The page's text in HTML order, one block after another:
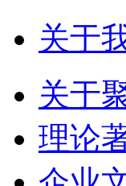
关于
关于
理论